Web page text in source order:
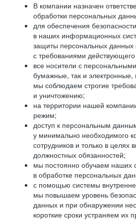
В компании назначен
обработки персональных
для обеспечения
в наших информационных
защиты персональных данных
с требованиями
все носители с
бумажные, так и электронные,
мы соблюдаем строгие
и уничтожению;
на территории нашей
режим;
доступ к персональным
у минимально необходимого
сотрудников и только в целях
должностных обязанностей;
мы постоянно обучаем наших
в обработке персональных
с помощью системы
мы повышаем уровень
данных и при обнаружении
короткие сроки устраняем их